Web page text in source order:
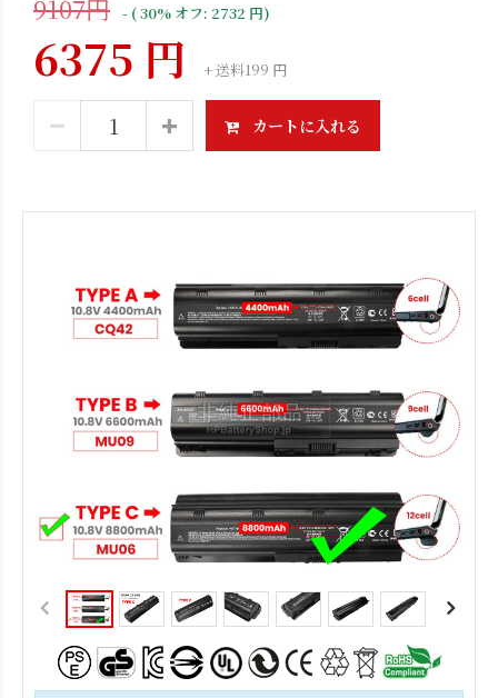
9107円 - ( 30% オフ: 2732 円)
6375 円 + 送料199 円
カートに入れる